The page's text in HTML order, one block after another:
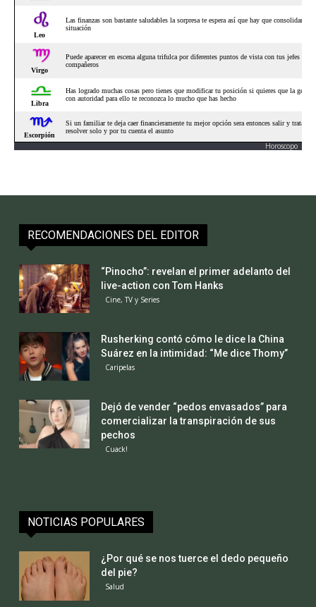
Horoscopo
RECOMENDACIONES DEL EDITOR
“Pinocho”: revelan el primer adelanto del
live-action con Tom Hanks
Cine, TV y Series
Rusherking contó cómo le dice la China
Suárez en la intimidad: “Me dice Thomy”
Caripelas
Dejó de vender “pedos envasados” para
comercializar la transpiración de sus
pechos
Cuack!
NOTICIAS POPULARES
¿Por qué se nos tuerce el dedo pequeño
del pie?
Salud